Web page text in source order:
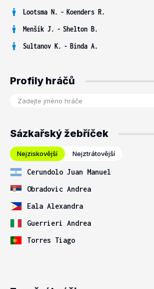
Lootsma N. - Koenders R.
Menšík J. - Shelton B.
Sultanov K. - Binda A.
Profily hráčů
Sázkařský žebříček
Nejziskovější Nejztrátovější
Cerundolo Juan Manuel
Obradovic Andrea
Eala Alexandra
Guerrieri Andrea
Torres Tiago